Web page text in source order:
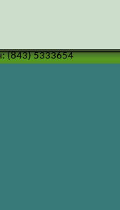
(843) 5333654